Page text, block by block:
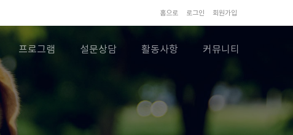
홈으로 로그인 회원가입
프로그램 설문상담 활동사항 커뮤니티